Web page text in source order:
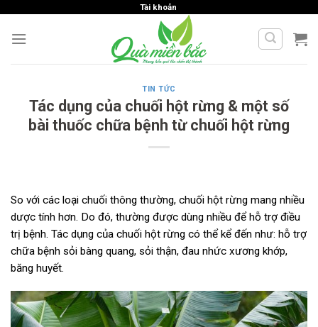
content
Tài khoản
TIN TỨC
Tác dụng của chuối hột rừng & một số
bài thuốc chữa bệnh từ chuối hột rừng
So với các loại chuối thông thường, chuối hột rừng mang nhiều
dược tính hơn. Do đó, thường được dùng nhiều để hỗ trợ điều
trị bệnh. Tác dụng của chuối hột rừng có thể kể đến như: hỗ trợ
chữa bệnh sỏi bàng quang, sỏi thận, đau nhức xương khớp,
băng huyết.